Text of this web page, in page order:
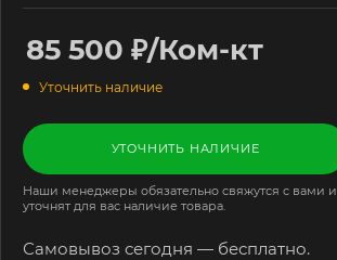
85 500 ₽/Ком-кт
Уточнить наличие
УТОЧНИТЬ НАЛИЧИЕ
Наши менеджеры обязательно свяжутся с вами и
уточнят для вас наличие товара.
Самовывоз сегодня — бесплатно.